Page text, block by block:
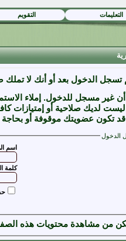
التعليمات التقويم
تسجل الدخول بعد أو أنك لا تملك
أن غير مسجل للدخول. إملاء
ليست لديك صلاحية أو إمتيازات
قد تكون عضويتك موقوفة أو
الدخول
اسم
كلمة
من مشاهدة محتويات هذه